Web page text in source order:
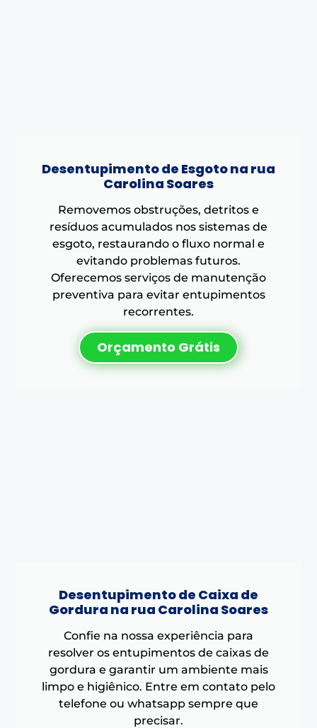
Desentupimento de Esgoto na rua
Carolina Soares
Removemos obstruções, detritos e
resíduos acumulados nos sistemas de
esgoto, restaurando o fluxo normal e
evitando problemas futuros.
Oferecemos serviços de manutenção
preventiva para evitar entupimentos
recorrentes.
Orçamento Grátis
Desentupimento de Caixa de
Gordura na rua Carolina Soares
Confie na nossa experiência para
resolver os entupimentos de caixas de
gordura e garantir um ambiente mais
limpo e higiênico. Entre em contato pelo
telefone ou whatsapp sempre que
precisar.